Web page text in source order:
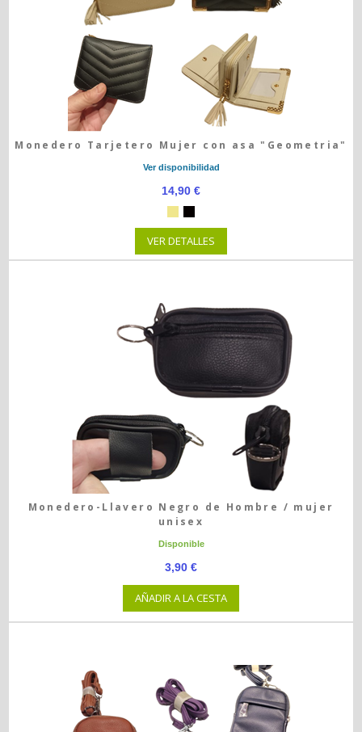
Monedero Tarjetero Mujer con asa "Geometria"
Ver disponibilidad
14,90 €
VER DETALLES
Monedero-Llavero Negro de Hombre / mujer
unisex
Disponible
3,90 €
AÑADIR A LA CESTA